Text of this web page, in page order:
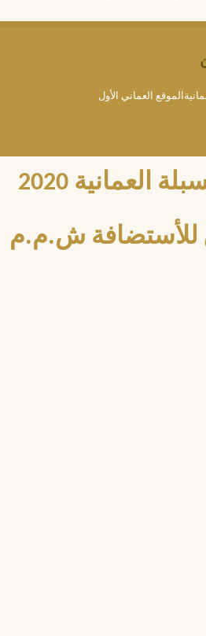
العماني الأول
2020
للأستضافة ش.م.م